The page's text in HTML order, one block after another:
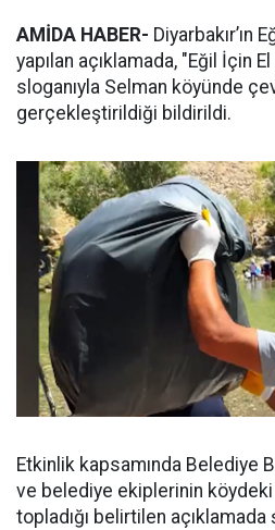
AMİDA HABER- Diyarbakır’ın
yapılan açıklamada, "Eğil İçin
sloganıyla Selman köyünde
gerçekleştirildiği bildirildi.
Etkinlik kapsamında Belediye
ve belediye ekiplerinin köydeki
topladığı belirtilen